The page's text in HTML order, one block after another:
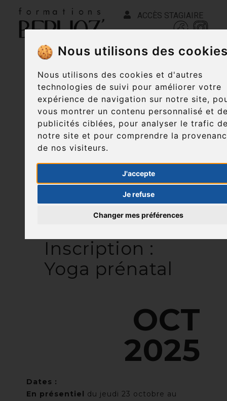
Nous utilisons des
Nous utilisons des cookies et d'autres
technologies de suivi pour améliorer votre
expérience de navigation sur notre site,
vous montrer un contenu personnalisé et
publicités ciblées, pour analyser le trafic
notre site et pour comprendre la
de nos visiteurs.
J'accepte
Je refuse
Changer mes préférences
ACCÈS STAGIAIRE
Inscription :
Yoga prénatal
OCT
2025
Dates :
En présentiel
du jeudi 23 octobre au